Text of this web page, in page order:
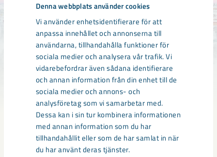
Denna webbplats använder cookies
Vi använder enhetsidentifierare för att
anpassa innehållet och annonserna till
användarna, tillhandahålla funktioner för
sociala medier och analysera vår trafik. Vi
vidarebefordrar även sådana identifierare
och annan information från din enhet till de
sociala medier och annons- och
analysföretag som vi samarbetar med.
Dessa kan i sin tur kombinera informationen
med annan information som du har
tillhandahållit eller som de har samlat in när
du har använt deras tjänster.
Våra strategiska initiativ följer en
uppskalningsmodell i fyra faser; pilotfasen,
demonstrationsfasen, industrialiseringsfasen och
expansionsfasen. Syftet är att säkerställa såväl
finansiell hållbarhet över tid samt att de operativa
och tekniska förutsättningarna finns på plats. Om
förutsättningarna inte finns avbryts satsningen
eller skjuts på framtiden till när förutsättningarna
bedöms vara mer gynnsamma.